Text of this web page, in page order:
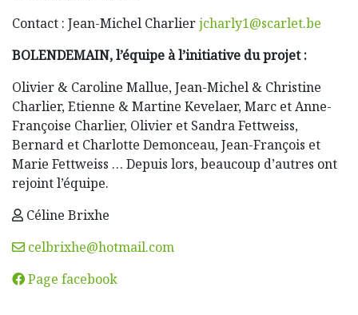
Contact : Jean-Michel Charlierjcharly1@scarlet.be
BOLENDEMAIN, l’équipe à l’initiative du projet :
Olivier & Caroline Mallue, Jean-Michel & Christine
Charlier, Etienne & Martine Kevelaer, Marc et Anne-
Françoise Charlier, Olivier et Sandra Fettweiss,
Bernard et Charlotte Demonceau, Jean-François et
Marie Fettweiss … Depuis lors, beaucoup d’autres ont
rejoint l’équipe.
Céline Brixhe
celbrixhe@hotmail.com
Page facebook